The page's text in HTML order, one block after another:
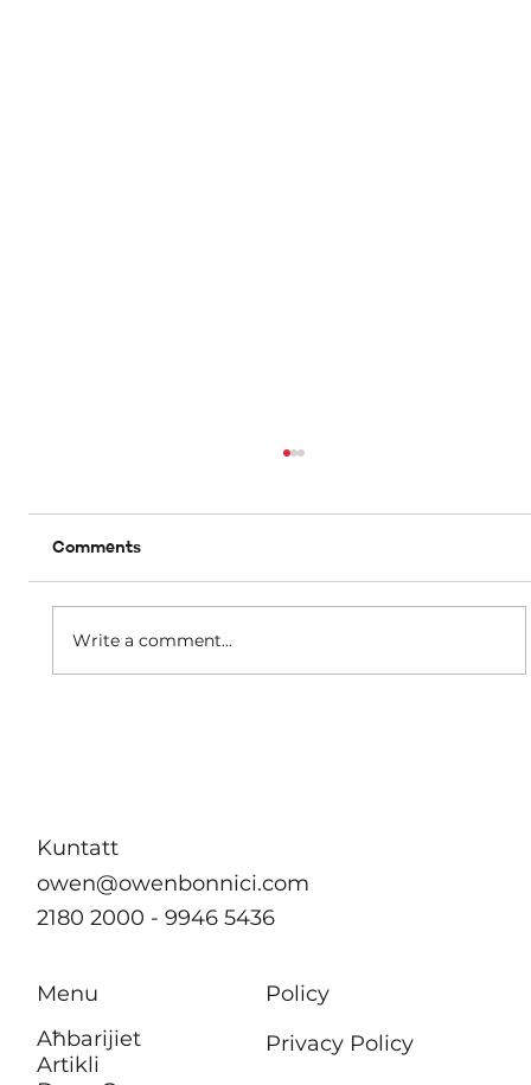
Comments
Write a comment...
Kuntatt
owen@owenbonnici.com
2180 2000 - 9946 5436
Menu
Aħbarijiet
Artikli
Policy
Privacy Policy